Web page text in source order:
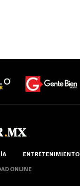
ENTRETENIMIENTO
ONLINE